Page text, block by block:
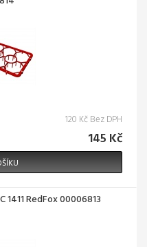
120 Kč Bez DPH
145 Kč
RedFox 00006813